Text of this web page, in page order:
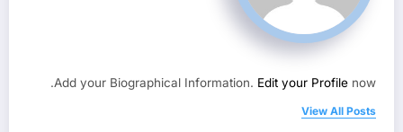
Add your Biographical Information. Edit your Profile now.
View All Posts